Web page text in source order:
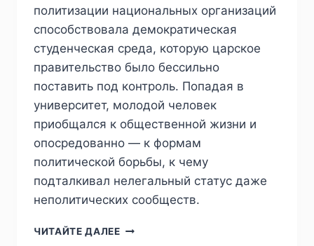
политизации национальных организаций
способствовала демократическая
студенческая среда, которую царское
правительство было бессильно
поставить под контроль. Попадая в
университет, молодой человек
приобщался к общественной жизни и
опосредованно — к формам
политической борьбы, к чему
подталкивал нелегальный статус даже
неполитических сообществ.
ЧИТАЙТЕ ДАЛЕЕПИЖ